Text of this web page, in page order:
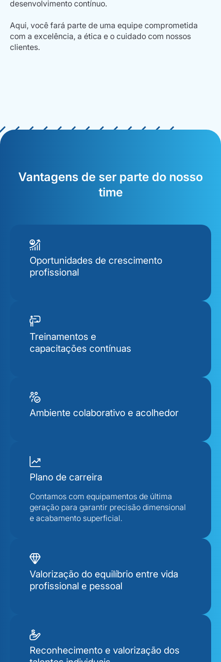
desenvolvimento contínuo.
Aqui, você fará parte de uma equipe comprometida
com a excelência, a ética e o cuidado com nossos
clientes.
Vantagens de ser parte do nosso
time
Oportunidades de crescimento
profissional
Treinamentos e
capacitações contínuas
Ambiente colaborativo e acolhedor
Plano de carreira
Contamos com equipamentos de última
geração para garantir precisão dimensional
e acabamento superficial.
Valorização do equilíbrio entre vida
profissional e pessoal
Reconhecimento e valorização dos